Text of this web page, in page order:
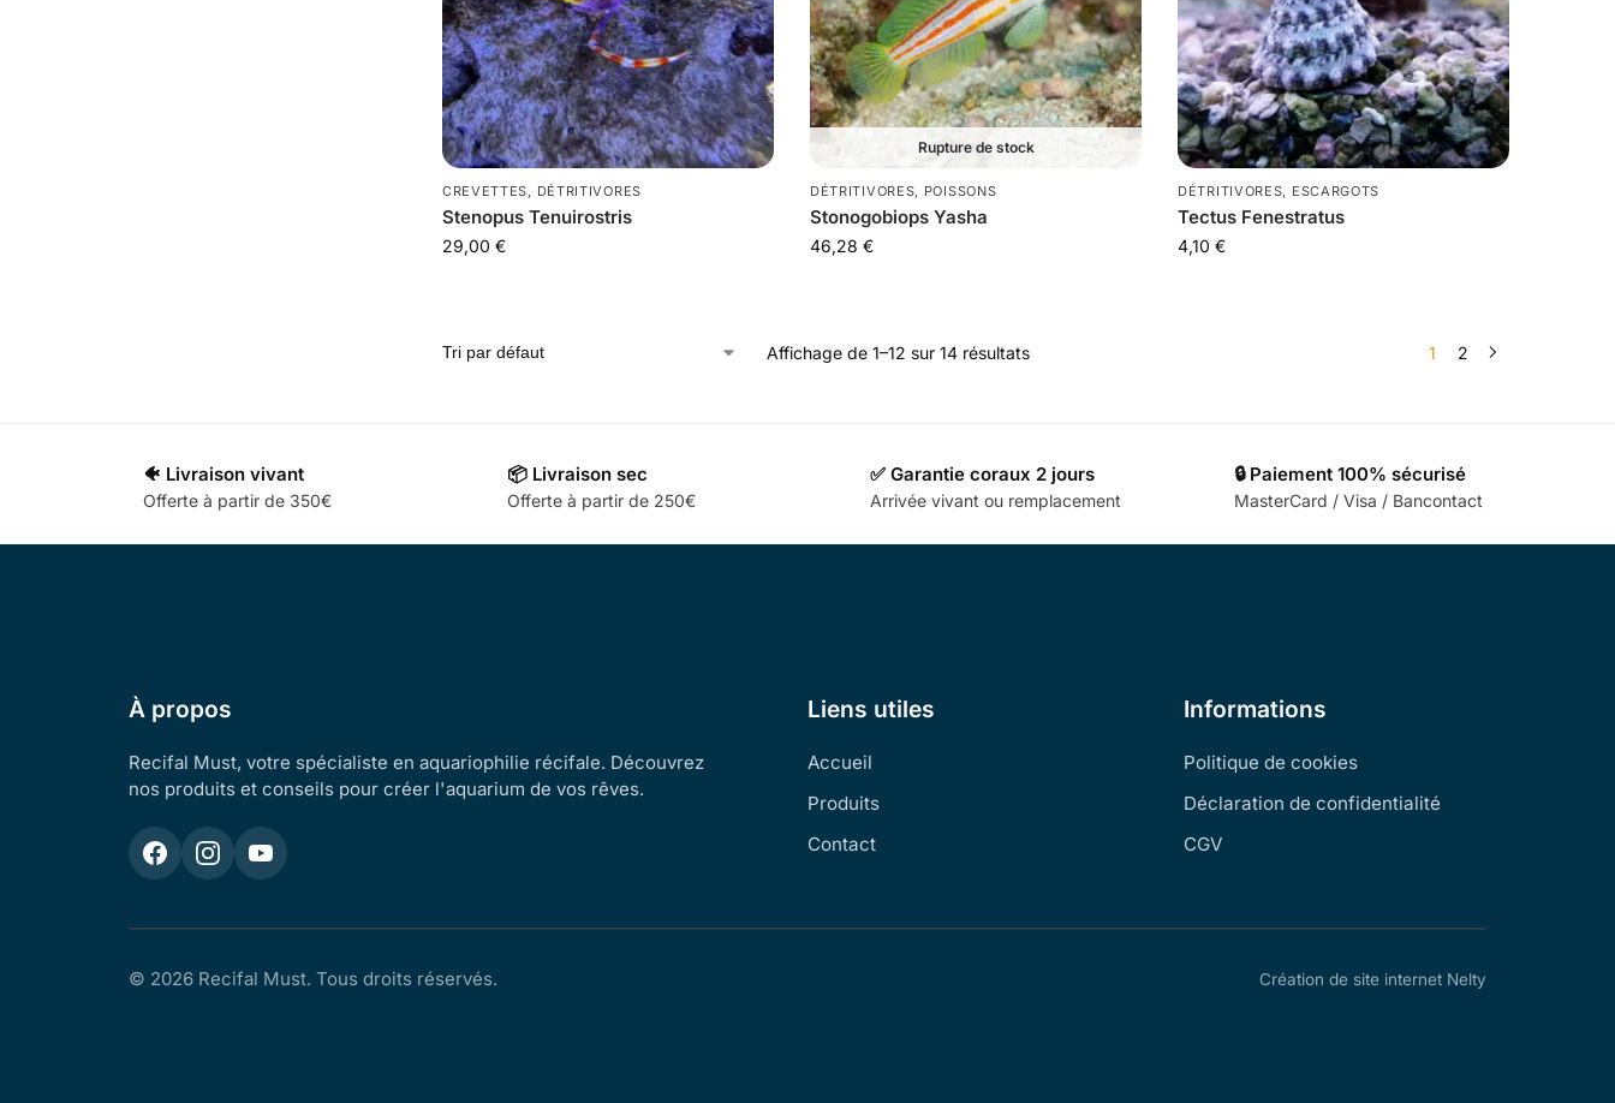
CREVETTES DÉTRITIVORES
Stenopus Tenuirostris
29,00 €
Rupture de stock
DÉTRITIVORES POISSONS
Stonogobiops Yasha
46,28 €
DÉTRITIVORES ESCARGOTS
Tectus Fenestratus
4,10€
Affichage de 1–12 sur 14 résultats 1 2
🐠 Livraison vivant
Offerte à partir de 350€
📦 Livraison sec
Offerte à partir de 250€
✅ Garantie coraux 2 jours
Arrivée vivant ou remplacement
🔒 Paiement 100% sécurisé
MasterCard / Visa / Bancontact
À propos
Recifal Must, votre spécialiste en aquariophilie récifale. Découvrez
nos produits et conseils pour créer l'aquarium de vos rêves.
Liens utiles
Accueil
Produits
Contact
Informations
Politique de cookies
Déclaration de confidentialité
CGV
© 2026 Recifal Must. Tous droits réservés. Création de site internet Nelty